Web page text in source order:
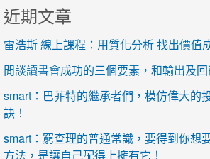
近期文章
雷浩斯 線上課程：用質化分析 找出價值
閒談讀書會成功的三個要素，和輸出及回
smart：巴菲特的繼承者們，模仿偉大的
訣！
smart：窮查理的普通常識，要得到你想
方法，是讓自己配得上擁有它！